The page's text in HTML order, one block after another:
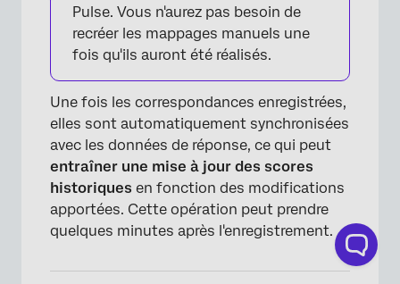
×
Pulse. Vous n'aurez pas besoin de
recréer les mappages manuels une
fois qu'ils auront été réalisés.
Une fois les correspondances enregistrées,
elles sont automatiquement synchronisées
avec les données de réponse, ce qui peut
entraîner une mise à jour des scores
historiques en fonction des modifications
apportées. Cette opération peut prendre
quelques minutes après l'enregistrement.